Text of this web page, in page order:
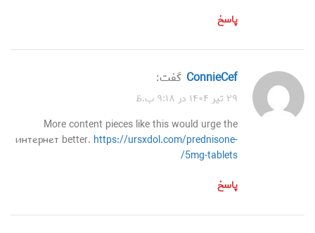
پاسخ
ConnieCef گفت:
۲۹ تیر ۱۴۰۴ در ۹:۱۸ ب.ظ
More content pieces like this would urge the
интернет better. https://ursxdol.com/prednisone-
5mg-tablets/
پاسخ